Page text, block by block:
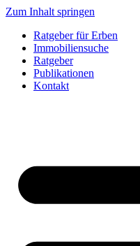
Zum Inhalt springen
Ratgeber für Erben
Immobiliensuche
Ratgeber
Publikationen
Kontakt